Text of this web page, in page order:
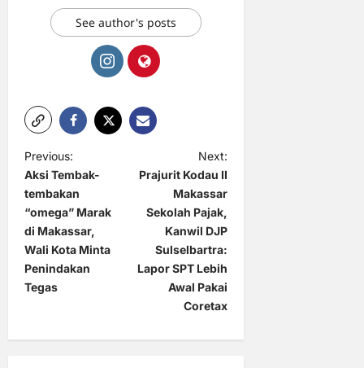
See author's posts
P
o
s
t
n
a
i
Previous:
Aksi Tembak-
tembakan
“omega” Marak
di Makassar,
Wali Kota Minta
Penindakan
Tegas
Next:
Prajurit Kodau II
Makassar
Sekolah Pajak,
Kanwil DJP
Sulselbartra:
Lapor SPT Lebih
Awal Pakai
Coretax